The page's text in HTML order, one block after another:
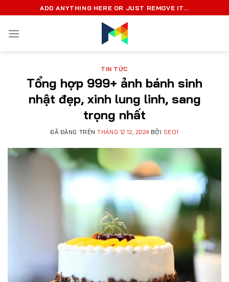
nội
ADD ANYTHING HERE OR JUST REMOVE IT...
TIN TỨC
Tổng hợp 999+ ảnh bánh sinh
nhật đẹp, xinh lung linh, sang
trọng nhất
ĐÃ ĐĂNG TRÊNTHÁNG 12 12, 2024 BỞI SEO1